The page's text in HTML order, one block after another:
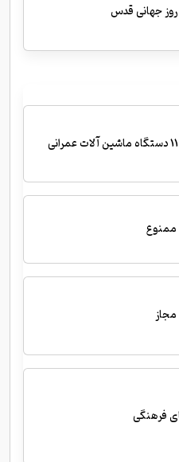
جهانی قدس
فرهنگی